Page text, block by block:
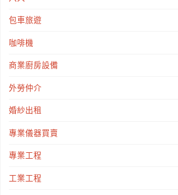
包車旅遊
咖啡機
商業廚房設備
外勞仲介
婚紗出租
專業儀器買賣
專業工程
工業工程